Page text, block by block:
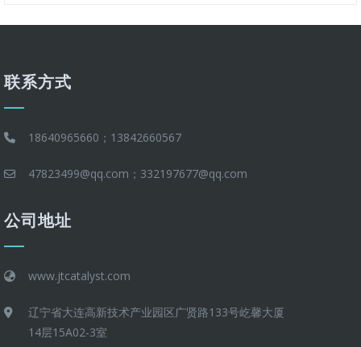
联系方式
18640965660；13842660567
47823499@qq.com；332197677@qq.com
公司地址
www.jtcatalyst.com
辽宁省大连高新技术产业园区广贤路133号屹馨大厦
14层15A02-3室